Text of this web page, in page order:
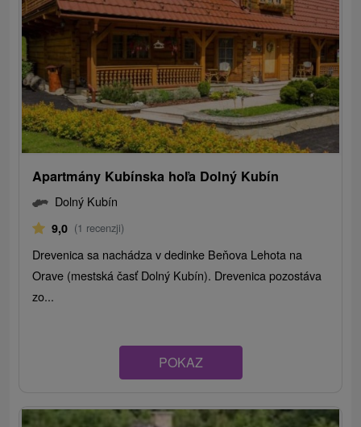
Apartmány Kubínska hoľa Dolný Kubín
Dolný Kubín
9,0 (1 recenzji)
Drevenica sa nachádza v dedinke Beňova Lehota na
Orave (mestská časť Dolný Kubín). Drevenica pozostáva
zo...
POKAZ